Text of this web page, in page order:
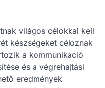
világos célokkal kell
készségeket céloznak
a kommunikáció
és a végrehajtási
eredmények